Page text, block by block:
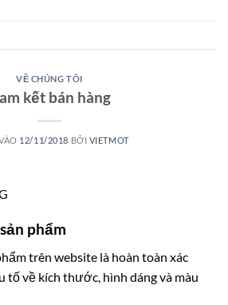
VỀ CHÚNG TÔI
kết bán hàng
12/11/2018 BỞI VIETMOT
phẩm
trên website là hoàn toàn xác
tố về kích thước, hình dáng và màu